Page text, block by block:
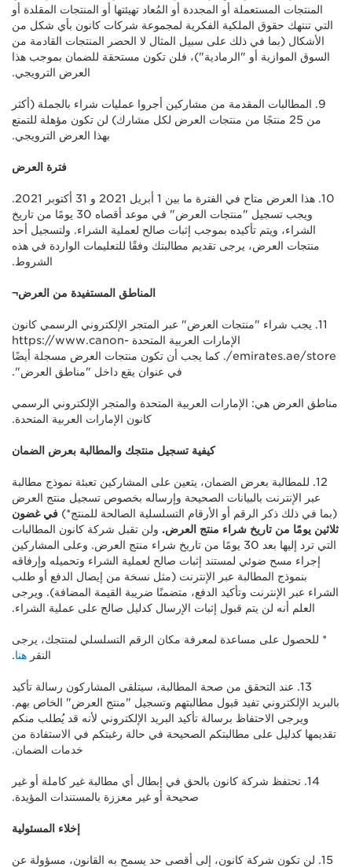
المنتجات المستعملة أو المجددة أو المُعاد تهيئتها أو المنتجات المقلدة أو
التي تنتهك حقوق الملكية الفكرية لمجموعة شركات كانون بأي شكل من
الأشكال (بما في ذلك على سبيل المثال لا الحصر المنتجات القادمة من
السوق الموازية أو "الرمادية")، فلن تكون مستحقة للضمان بموجب هذا
العرض الترويجي.
9. المطالبات المقدمة من مشاركين أجروا عمليات شراء بالجملة (أكثر
من 25 منتجًا من منتجات العرض لكل مشارك) لن تكون مؤهلة للتمتع
بهذا العرض الترويجي.
فترة العرض
10. هذا العرض متاح في الفترة ما بين 1 أبريل 2021 و 31 أكتوبر 2021.
ويجب تسجيل "منتجات العرض" في موعد أقصاه 30 يومًا من تاريخ
الشراء، ويتم تأكيده بموجب إثبات صالح لعملية الشراء. ولتسجيل أحد
منتجات العرض، يرجى تقديم مطالبتك وفقًا للتعليمات الواردة في هذه
الشروط.
المناطق المستفيدة من العرض¬
11. يجب شراء "منتجات العرض" عبر المتجر الإلكتروني الرسمي كانون
الإمارات العربية المتحدة https://www.canon-
emirates.ae/store/. كما يجب أن تكون منتجات العرض مسجلة أيضًا
في عنوان يقع داخل "مناطق العرض".
مناطق العرض هي: الإمارات العربية المتحدة والمتجر الإلكتروني الرسمي
كانون الإمارات العربية المتحدة.
كيفية تسجيل منتجك والمطالبة بعرض الضمان
12. للمطالبة بعرض الضمان، يتعين على المشاركين تعبئة نموذج مطالبة
عبر الإنترنت بالبيانات الصحيحة وإرساله بخصوص تسجيل منتج العرض
(بما في ذلك ذكر الرقم أو الأرقام التسلسلية الصالحة للمنتج*) في غضون
ثلاثين يومًا من تاريخ شراء منتج العرض. ولن تقبل شركة كانون المطالبات
التي ترد إليها بعد 30 يومًا من تاريخ شراء منتج العرض. وعلى المشاركين
إجراء مسح ضوئي لمستند إثبات صالح لعملية الشراء وتحميله وإرفاقه
بنموذج المطالبة عبر الإنترنت (مثل نسخة من إيصال الدفع أو طلب
الشراء عبر الإنترنت وتأكيد الدفع، متضمنًا ضريبة القيمة المضافة). ويرجى
العلم أنه لن يتم قبول إثبات الإرسال كدليل صالح على عملية الشراء.
* للحصول على مساعدة لمعرفة مكان الرقم التسلسلي لمنتجك، يرجى
النقر هنا.
13. عند التحقق من صحة المطالبة، سيتلقى المشاركون رسالة تأكيد
بالبريد الإلكتروني تفيد قبول مطالبتهم وتسجيل "منتج العرض" الخاص بهم.
ويرجى الاحتفاظ برسالة تأكيد البريد الإلكتروني لأنه قد يُطلب منكم
تقديمها كدليل على مطالبتكم الصحيحة في حالة رغبتكم في الاستفادة من
خدمات الضمان.
14. تحتفظ شركة كانون بالحق في إبطال أي مطالبة غير كاملة أو غير
صحيحة أو غير معززة بالمستندات المؤيدة.
إخلاء المسئولية
15. لن تكون شركة كانون، إلى أقصى حد يسمح به القانون، مسؤولة عن